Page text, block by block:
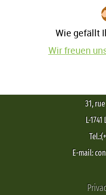
Wie gefällt
Wir freuen
31,
L-
E-mail: